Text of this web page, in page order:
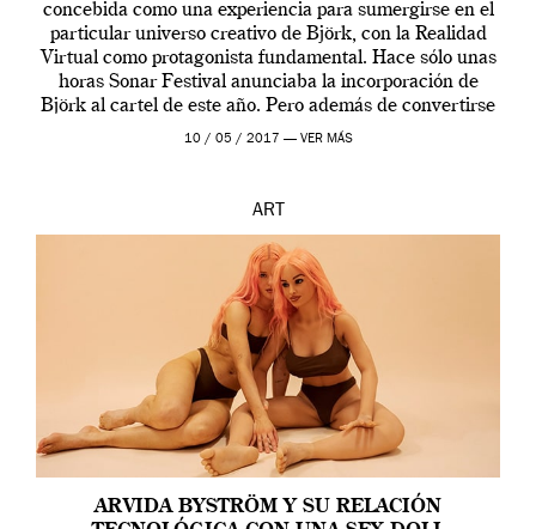
concebida como una experiencia para sumergirse en el
particular universo creativo de Björk, con la Realidad
Virtual como protagonista fundamental. Hace sólo unas
horas Sonar Festival anunciaba la incorporación de
Björk al cartel de este año. Pero además de convertirse
en una de las actuaciones más relevantes […]
10 / 05 / 2017 — VER MÁS
ART
ARVIDA BYSTRÖM Y SU RELACIÓN